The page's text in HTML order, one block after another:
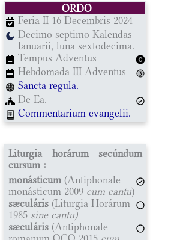
ORDO
Feria II 16 Decembris 2024
Decimo septimo Kalendas
Ianuarii, luna sextodecima.
Tempus Adventus
Hebdomada III Adventus
Sancta regula.
De Ea.
Commentarium evangelii.
Liturgia horárum secúndum
cursum :
monásticum (Antiphonale
monásticum 2009 cum cantu)
sæculáris (Liturgia Horárum
1985 sine cantu)
sæculáris (Antiphonale